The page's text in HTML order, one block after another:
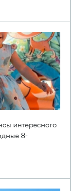
интересного
8-